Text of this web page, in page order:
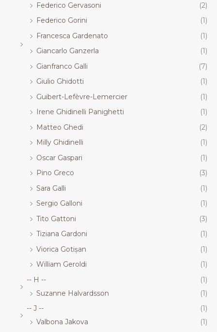
Federico Gervasoni
(2)
Federico Gorini
(1)
Francesca Gardenato
(1)
Giancarlo Ganzerla
(1)
Gianfranco Galli
(7)
Giulio Ghidotti
(1)
Guibert-Lefèvre-Lemercier
(1)
Irene Ghidinelli Panighetti
(1)
Matteo Ghedi
(2)
Milly Ghidinelli
(1)
Oscar Gaspari
(1)
Pino Greco
(3)
Sara Galli
(1)
Sergio Galloni
(1)
Tito Gattoni
(3)
Tiziana Gardoni
(1)
Viorica Gotișan
(1)
William Geroldi
(1)
-- H --
(1)
Suzanne Halvardsson
(1)
-- J --
(1)
Valbona Jakova
(1)